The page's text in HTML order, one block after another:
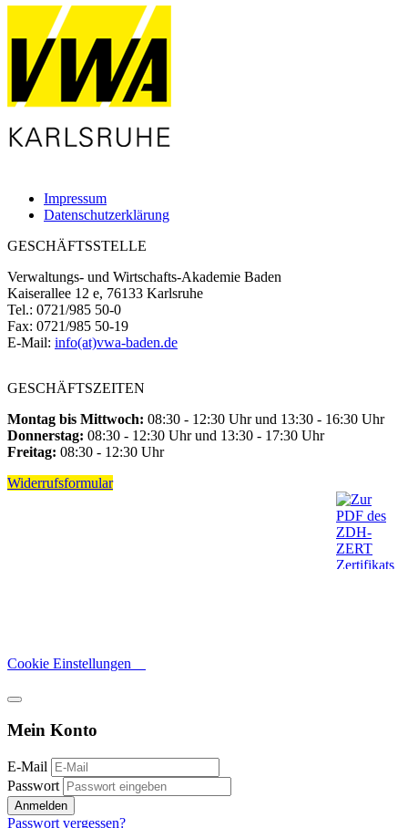
Impressum
Datenschutzerklärung
GESCHÄFTSSTELLE
Verwaltungs- und Wirtschafts-Akademie Baden
Kaiserallee 12 e, 76133 Karlsruhe
Tel.: 0721/985 50-0
Fax: 0721/985 50-19
E-Mail: info(at)vwa-baden.de
GESCHÄFTSZEITEN
Montag bis Mittwoch: 08:30 - 12:30 Uhr und 13:30 - 16:30 Uhr
Donnerstag: 08:30 - 12:30 Uhr und 13:30 - 17:30 Uhr
Freitag: 08:30 - 12:30 Uhr
Widerrufsformular
Cookie Einstellungen
Mein Konto
E-Mail
Passwort
Anmelden
Passwort vergessen?